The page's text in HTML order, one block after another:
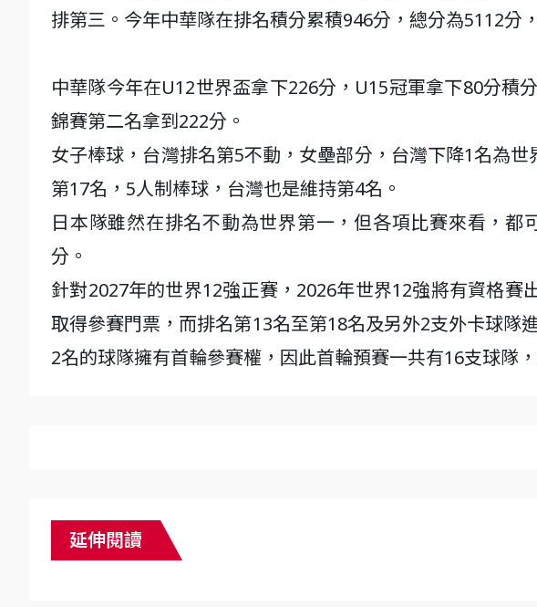
排第三。今年中華隊在排名積分累積946分，總分為5112分
中華隊今年在U12世界盃拿下226分，U15冠軍拿下80分積
錦賽第二名拿到222分。
女子棒球，台灣排名第5不動，女壘部分，台灣下降1名為
第17名，5人制棒球，台灣也是維持第4名。
日本隊雖然在排名不動為世界第一，但各項比賽來看，都
分。
針對2027年的世界12強正賽，2026年世界12強將有資格賽
取得參賽門票，而排名第13名至第18名及另外2支外卡球隊
2名的球隊擁有首輪參賽權，因此首輪預賽一共有16支球隊
延伸閱讀